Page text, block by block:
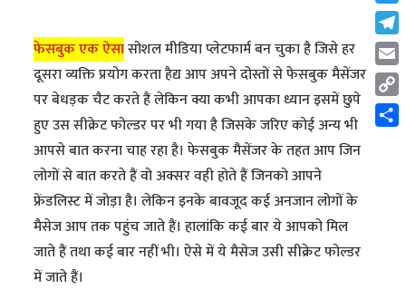
फेसबुक एक ऐसासोशल मीडिया प्लेटफार्म बन चुका है जिसे हर
दूसरा व्यक्ति प्रयोग करता हैद्य आप अपने दोस्तों से फेसबुक मैसेंजर
पर बेधड़क चैट करते हैं लेकिन क्या कभी आपका ध्यान इसमें छुपे
हुए उस सीक्रेट फोल्डर पर भी गया है जिसके जरिए कोई अन्य भी
आपसे बात करना चाह रहा है। फेसबुक मैसेंजर के तहत आप जिन
लोगों से बात करते हैं वो अक्सर वही होते हैं जिनको आपने
फ्रेंडलिस्ट में जोड़ा है। लेकिन इनके बावजूद कई अनजान लोगों के
मैसेज आप तक पहुंच जाते हैं। हालांकि कई बार ये आपको मिल
जाते हैं तथा कई बार नहीं भी। ऐसे में ये मैसेज उसी सीक्रेट फोल्डर
में जाते हैं।
Copy
Link